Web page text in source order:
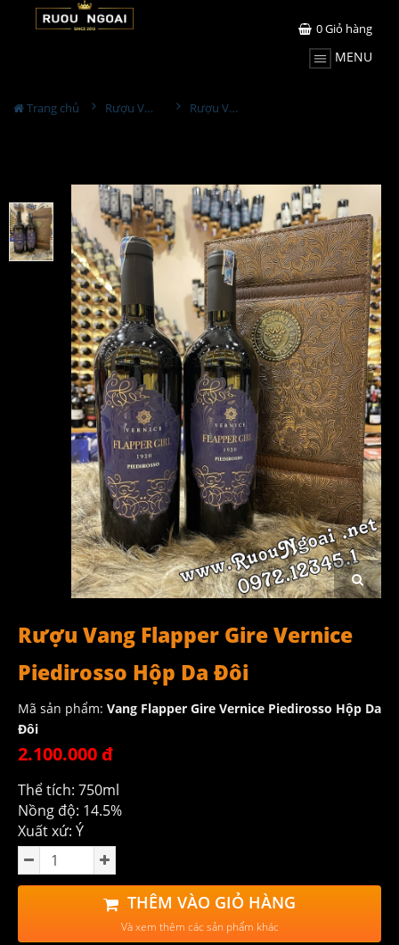
0Giỏ hàng
MENU
Trang chủ Rượu Vang Hộp Quà Rượu Vang Flapper Gire Vernice Piedirosso Hộp Da Đôi
Rượu Vang Flapper Gire Vernice
Piedirosso Hộp Da Đôi
Mã sản phẩm: Vang Flapper Gire Vernice Piedirosso Hộp Da
Đôi
2.100.000 đ
Thể tích: 750ml
Nồng độ: 14.5%
Xuất xứ: Ý
THÊM VÀO GIỎ HÀNG
Và xem thêm các sản phẩm khác